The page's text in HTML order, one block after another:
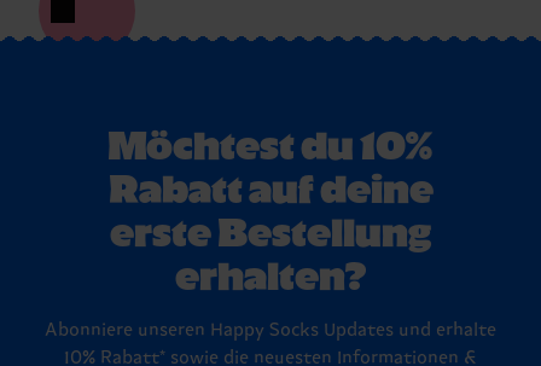
Möchtest du 10%
Rabatt auf deine
erste Bestellung
erhalten?
Abonniere unseren Happy Socks Updates und erhalte
10% Rabatt* sowie die neuesten Informationen &